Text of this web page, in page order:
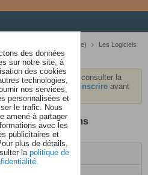
MAO (Musique Informatique)
Les Logiciels
drums
nous vous invitons à consulter la
. Vous devrez vous inscrire avant
/ sorties drums
des données
sur notre site, à
des cookies
technologies,
nos services,
personnalisées et
le trafic. Nous
amené à partager
avec les
publicitaires et
plus de détails,
la politique de